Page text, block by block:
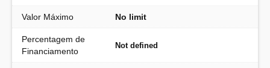
Valor Máximo No limit
Percentagem de
Financiamento
Not defined